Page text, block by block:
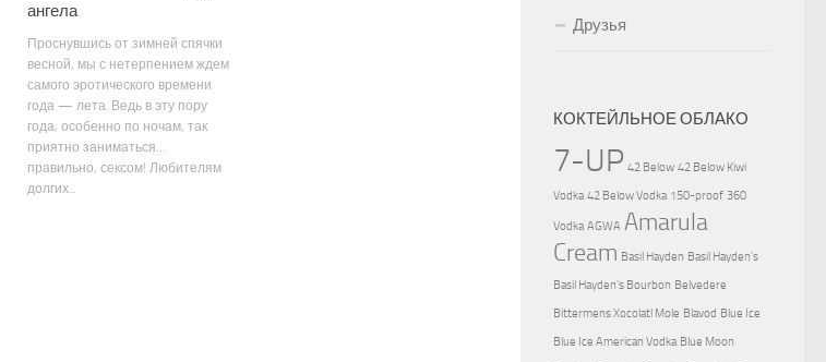
ангела
Проснувшись от зимней спячки
весной, мы с нетерпением ждем
самого эротического времени
года — лета. Ведь в эту пору
года, особенно по ночам, так
приятно заниматься…
правильно, сексом! Любителям
долгих...
Друзья
КОКТЕЙЛЬНОЕ ОБЛАКО
7-UP 42 Below 42 Below Kiwi
Vodka 42 Below Vodka 150-proof 360
Vodka AGWA Amarula
Cream Basil Hayden Basil Hayden's
Basil Hayden's Bourbon Belvedere
Bittermens Xocolatl Mole Blavod Blue Ice
Blue Ice American Vodka Blue Moon